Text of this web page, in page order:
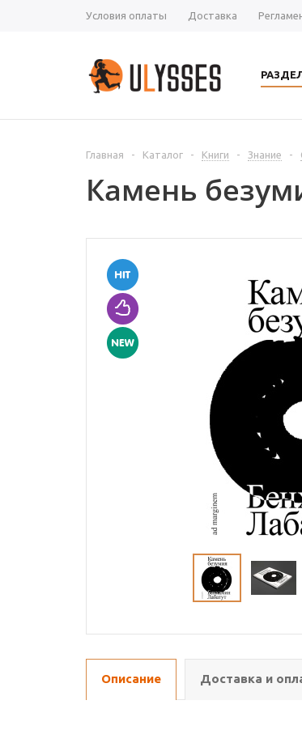
Условия оплаты Доставка
Главная - Каталог - Книги - Знание -
Камень
Описание Доставка и